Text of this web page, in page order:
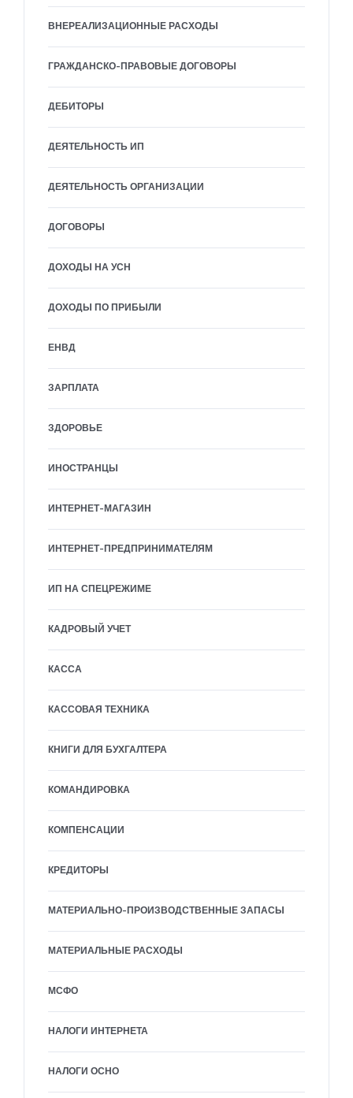
ВНЕРЕАЛИЗАЦИОННЫЕ РАСХОДЫ
ГРАЖДАНСКО-ПРАВОВЫЕ ДОГОВОРЫ
ДЕБИТОРЫ
ДЕЯТЕЛЬНОСТЬ ИП
ДЕЯТЕЛЬНОСТЬ ОРГАНИЗАЦИИ
ДОГОВОРЫ
ДОХОДЫ НА УСН
ДОХОДЫ ПО ПРИБЫЛИ
ЕНВД
ЗАРПЛАТА
ЗДОРОВЬЕ
ИНОСТРАНЦЫ
ИНТЕРНЕТ-МАГАЗИН
ИНТЕРНЕТ-ПРЕДПРИНИМАТЕЛЯМ
ИП НА СПЕЦРЕЖИМЕ
КАДРОВЫЙ УЧЕТ
КАССА
КАССОВАЯ ТЕХНИКА
КНИГИ ДЛЯ БУХГАЛТЕРА
КОМАНДИРОВКА
КОМПЕНСАЦИИ
КРЕДИТОРЫ
МАТЕРИАЛЬНО-ПРОИЗВОДСТВЕННЫЕ ЗАПАСЫ
МАТЕРИАЛЬНЫЕ РАСХОДЫ
МСФО
НАЛОГИ ИНТЕРНЕТА
НАЛОГИ ОСНО